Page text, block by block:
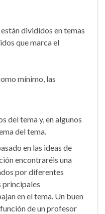
divididos en temas
que marca el
mínimo, las
del tema y, en algunos
del tema.
en las ideas de
encontraréis una
por diferentes
principales
en el tema. Un buen
de un profesor